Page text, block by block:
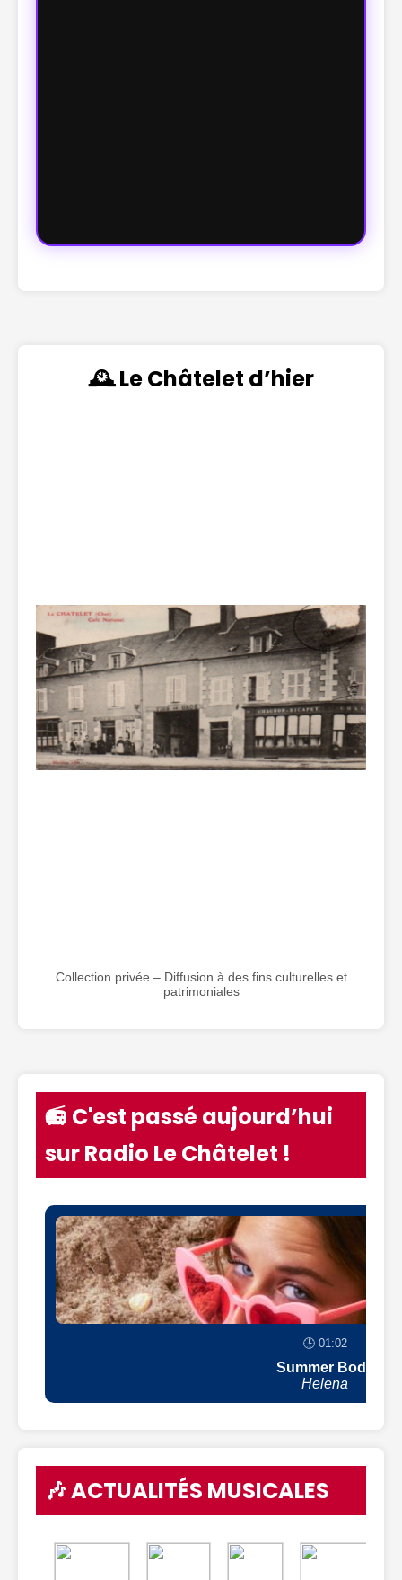
🕰️ Le Châtelet d’hier
Collection privée – Diffusion à des fins culturelles et
patrimoniales
📻 C'est passé aujourd’hui
sur Radio Le Châtelet !
🕒 01:02
Summer Body
Helena
🎶 ACTUALITÉS MUSICALES